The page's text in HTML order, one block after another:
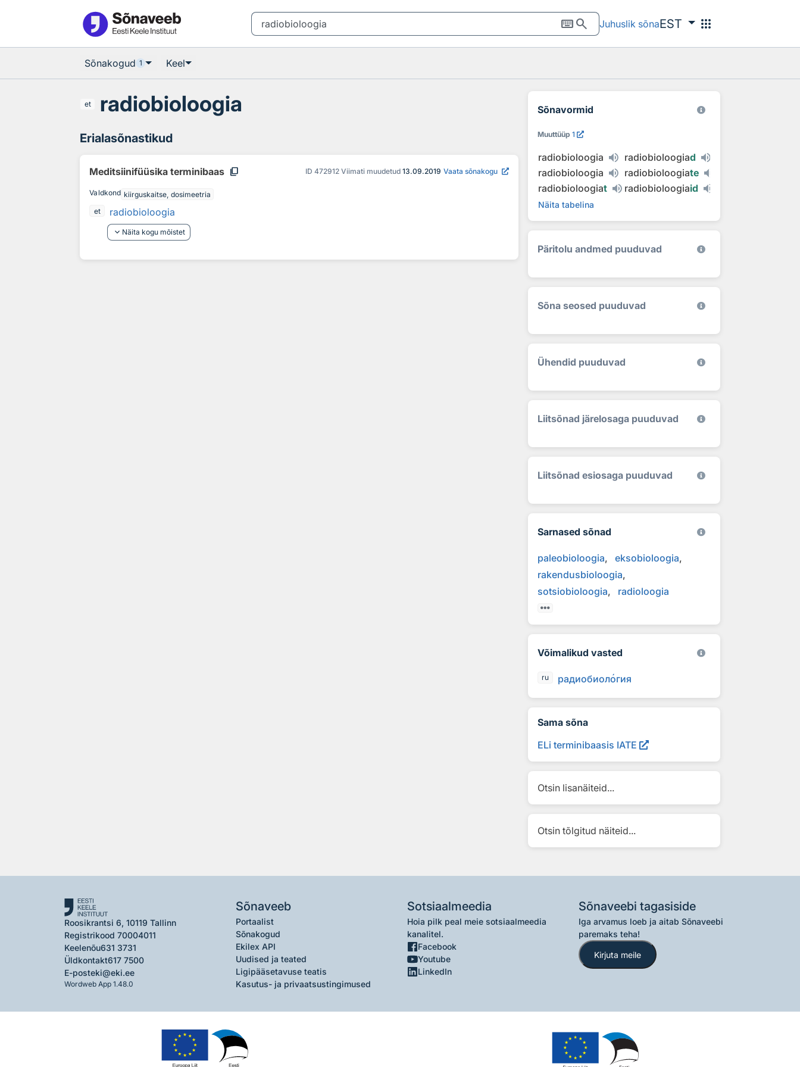
keyboardsearch Juhuslik sõnaEST apps
Sõnakogud 1 Keel
et radiobioloogia
Erialasõnastikud
Meditsiinifüüsika terminibaas content_copy ID 472912 Viimati muudetud 13.09.2019 Vaata sõnakogu
Valdkond kiirguskaitse, dosimeetria
et
radiobioloogia
keyboard_arrow_down Näita kogu mõistet
Sõnavormid
Muuttüüp 1
radiobioloogia radiobioloogiad
radiobioloogia
radiobioloogiate
radiobioloogiat radiobioloogiaid
Näita tabelina
Päritolu andmed puuduvad
Sõna seosed puuduvad
Ühendid puuduvad
Liitsõnad järelosaga puuduvad
Liitsõnad esiosaga puuduvad
Sarnased sõnad
paleobioloogia
eksobioloogia
rakendusbioloogia
sotsiobioloogia
radioloogia
Võimalikud vasted
ru радиобиология
Sama sõna
ELi terminibaasis IATE
Otsin lisanäiteid...
Otsin tõlgitud näiteid...
Roosikrantsi 6, 10119 Tallinn
Registrikood 70004011
Keelenõu631 3731
Üldkontakt617 7500
E-posteki@eki.ee
Wordweb App 1.48.0
Sõnaveeb
Portaalist
Sõnakogud
Ekilex API
Uudised ja teated
Ligipääsetavuse teatis
Kasutus- ja privaatsustingimused
Sotsiaalmeedia
Hoia pilk peal meie sotsiaalmeedia
kanalitel.
Facebook
Youtube
LinkedIn
Sõnaveebi tagasiside
Iga arvamus loeb ja aitab Sõnaveebi
paremaks teha!
Kirjuta meile